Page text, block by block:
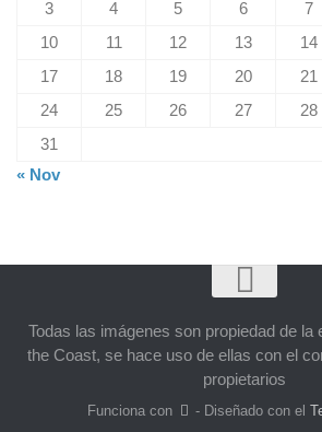
3
4 5 6 7
10
11 12 13 14
17
18 19 20 21
24
25 26 27 28
31
« Nov
Todas las imágenes son propiedad de la
the Coast, se hace uso de ellas con el
propietarios
Funciona con - Diseñado con el